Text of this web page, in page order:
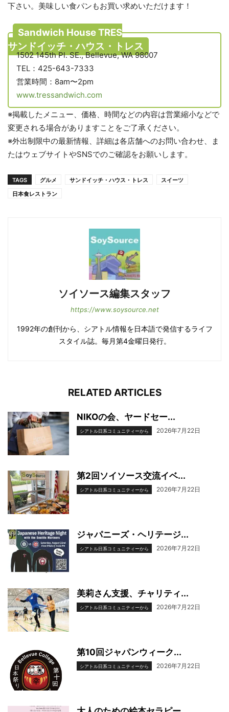
下さい。美味しい食パンもお買い求めいただけます！
Sandwich House TRES
サンドイッチ・ハウス・トレス
1502 145th Pl. SE., Bellevue, WA 98007
TEL：425-643-7333
営業時間：8am〜2pm
www.tressandwich.com
※掲載したメニュー、価格、時間などの内容は営業縮小などで
変更される場合がありますことをご了承ください。
※外出制限中の最新情報、詳細は各店舗へのお問い合わせ、ま
たはウェブサイトやSNSでのご確認をお願いします。
TAGS グルメ サンドイッチ・ハウス・トレス
スイーツ
日本食レストラン
ソイソース編集スタッフ
https://www.soysource.net
1992年の創刊から、シアトル情報を日本語で発信するライフ
スタイル誌。毎月第4金曜日発行。
RELATED ARTICLES
NIKOの会、ヤードセー...
シアトル日系コミュニティーから 2026年7月22日
第2回ソイソース交流イベ...
シアトル日系コミュニティーから 2026年7月22日
ジャパニーズ・ヘリテージ...
シアトル日系コミュニティーから 2026年7月22日
美莉さん支援、チャリティ...
シアトル日系コミュニティーから 2026年7月22日
第10回ジャパンウィーク...
シアトル日系コミュニティーから 2026年7月22日